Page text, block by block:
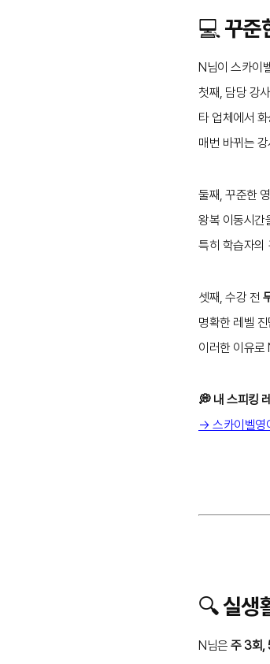
💻 꾸준
N님이 스카이
첫째, 담당 강
타 업체에서
매번 바뀌는
둘째, 꾸준한
왕복 이동시간
특히 학습자의
셋째, 수강 전
명확한 레벨
이러한 이유로
💭 내 스피킹
→ 스카이벨영
🔍 실생
N님은주 3회,